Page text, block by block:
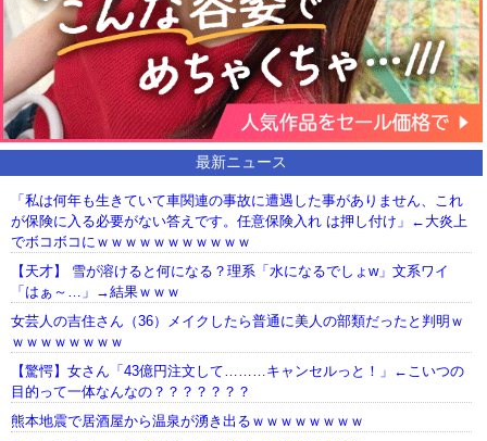
最新ニュース
「私は何年も生きていて車関連の事故に遭遇した事がありません、これ
が保険に入る必要がない答えです。任意保険入れ は押し付け」←大炎上
でボコボコにｗｗｗｗｗｗｗｗｗｗｗ
【天才】 雪が溶けると何になる？理系「水になるでしょw」文系ワイ
「はぁ～…」→結果ｗｗｗ
女芸人の吉住さん（36）メイクしたら普通に美人の部類だったと判明ｗ
ｗｗｗｗｗｗｗｗ
【驚愕】女さん「43億円注文して………キャンセルっと！」←こいつの
目的って一体なんなの？？？？？？？
熊本地震で居酒屋から温泉が湧き出るｗｗｗｗｗｗｗｗ